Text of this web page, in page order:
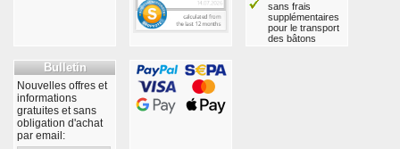
sans frais
supplémentaires
pour le transport
des bâtons
Bulletin
Nouvelles offres et
informations
gratuites et sans
obligation d'achat
par email: